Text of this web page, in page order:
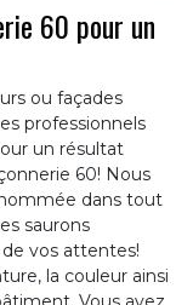
60 pour un
ou façades
professionnels
un résultat
60! Nous
dans tout
saurons
vos attentes!
la couleur ainsi